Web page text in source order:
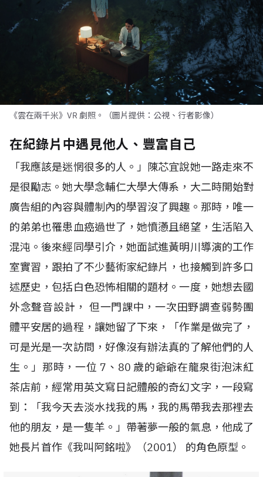
《雲在兩千米》VR 劇照。（圖片提供：公視、行者影像）
在紀錄片中遇見他人、豐富自己
「我應該是迷惘很多的人。」陳芯宜說她一路走來不
是很勵志。她大學念輔仁大學大傳系，大二時開始對
廣告組的內容與體制內的學習沒了興趣。那時，唯一
的弟弟也罹患血癌過世了，她憤懣且絕望，生活陷入
混沌。後來經同學引介，她面試進黃明川導演的工作
室實習，跟拍了不少藝術家紀錄片，也接觸到許多口
述歷史，包括白色恐怖相關的題材。一度，她想去國
外念聲音設計， 但一門課中，一次田野調查弱勢團
體平安居的過程，讓她留了下來，「作業是做完了，
可是光是一次訪問，好像沒有辦法真的了解他們的人
生。」那時，一位 7 、 80 歲的爺爺在龍泉街泡沫紅
茶店前，經常用英文寫日記體般的奇幻文字，一段寫
到：「我今天去淡水找我的馬，我的馬帶我去那裡去
他的朋友，是一隻羊。」帶著夢一般的氣息，他成了
她長片首作《我叫阿銘啦》（2001） 的角色原型。